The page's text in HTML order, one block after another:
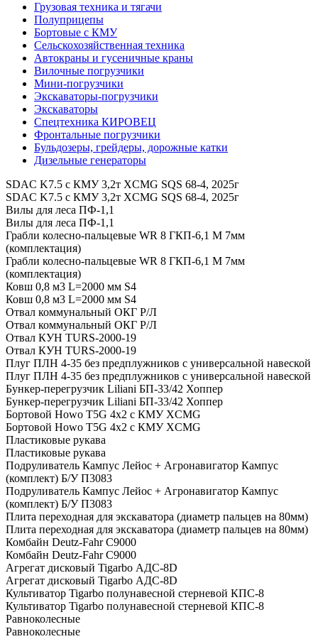
Грузовая техника и тягачи
Полуприцепы
Бортовые с КМУ
Сельскохозяйственная техника
Автокраны и гусеничные краны
Вилочные погрузчики
Мини-погрузчики
Экскаваторы-погрузчики
Экскаваторы
Спецтехника КИРОВЕЦ
Фронтальные погрузчики
Бульдозеры, грейдеры, дорожные катки
Дизельные генераторы
SDAC K7.5 с КМУ 3,2т XCMG SQS 68-4, 2025г
SDAC K7.5 с КМУ 3,2т XCMG SQS 68-4, 2025г
Вилы для леса ПФ-1,1
Вилы для леса ПФ-1,1
Грабли колесно-пальцевые WR 8 ГКП-6,1 М 7мм
(комплектация)
Грабли колесно-пальцевые WR 8 ГКП-6,1 М 7мм
(комплектация)
Ковш 0,8 м3 L=2000 мм S4
Ковш 0,8 м3 L=2000 мм S4
Отвал коммунальный ОКГ Р/Л
Отвал коммунальный ОКГ Р/Л
Отвал КУН TURS-2000-19
Отвал КУН TURS-2000-19
Плуг ПЛН 4-35 без предплужников с универсальной навеской
Плуг ПЛН 4-35 без предплужников с универсальной навеской
Бункер-перегрузчик Liliani БП-33/42 Хоппер
Бункер-перегрузчик Liliani БП-33/42 Хоппер
Бортовой Howo T5G 4х2 c КМУ XCMG
Бортовой Howo T5G 4х2 c КМУ XCMG
Пластиковые рукава
Пластиковые рукава
Подруливатель Кампус Лейос + Агронавигатор Кампус
(комплект) Б/У П3083
Подруливатель Кампус Лейос + Агронавигатор Кампус
(комплект) Б/У П3083
Плита переходная для экскаватора (диаметр пальцев на 80мм)
Плита переходная для экскаватора (диаметр пальцев на 80мм)
Комбайн Deutz-Fahr C9000
Комбайн Deutz-Fahr C9000
Агрегат дисковый Tigarbo АДС-8D
Агрегат дисковый Tigarbo АДС-8D
Культиватор Tigarbo полунавесной стерневой КПС-8
Культиватор Tigarbo полунавесной стерневой КПС-8
Равноколесные
Равноколесные